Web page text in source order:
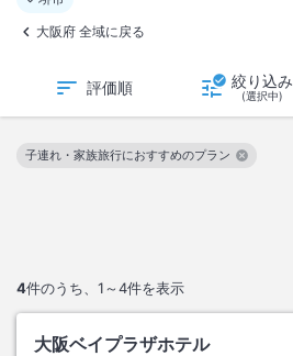
大阪府 全域に戻る
評価順 絞り込み
(選択中)
4件のうち、 1～4件を表示
子連れ・家族旅行におすすめのプラン
この絞り込み条件を解除
大阪ベイプラザホテル